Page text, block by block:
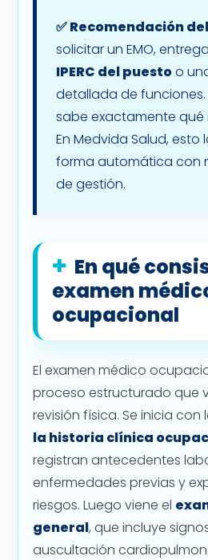
✅ Recomendación
solicitar un EMO,
IPERC del puestoo
detallada de funciones.
sabe exactamente qué
En Medvida Salud, esto
forma automática con
de gestión.
En qué
examen
ocupacional
El examen médico
proceso estructurado que
revisión física. Se inicia con
la historia clínica
registran antecedentes
enfermedades previas y
riesgos. Luego viene el
general, que incluye
auscultación